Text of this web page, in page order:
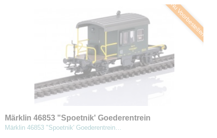
Nu Voorbestellen
Märklin 46853 "Spoetnik' Goederentrein
begeleidingswagen
Märklin 46853 "Spoetnik' Goederentrein…